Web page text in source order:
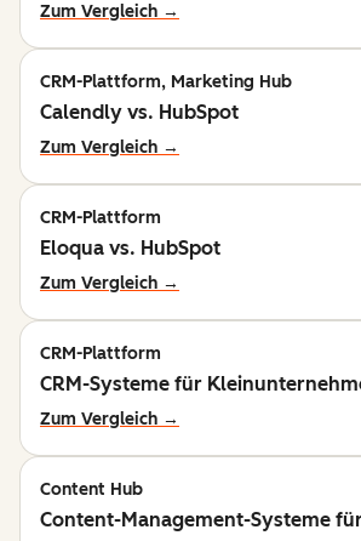
Zum Vergleich →
CRM-Plattform, Marketing Hub
Calendly vs. HubSpot
Zum Vergleich →
CRM-Plattform
Eloqua vs. HubSpot
Zum Vergleich →
CRM-Plattform
CRM-Systeme für
Zum Vergleich →
Content Hub
Content-Management-Systeme